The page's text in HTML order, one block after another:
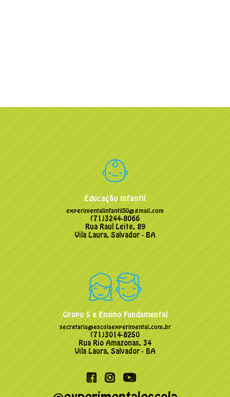
Educação Infantil
experimentalinfantil50@gmail.com
(71)3244-8066
Rua Raul Leite, 89
Vila Laura, Salvador - BA
Grupo 5 e Ensino Fundamental
secretaria@escolaexperimental.com.br
(71)3014-8250
Rua Rio Amazonas, 34
Vila Laura, Salvador - BA